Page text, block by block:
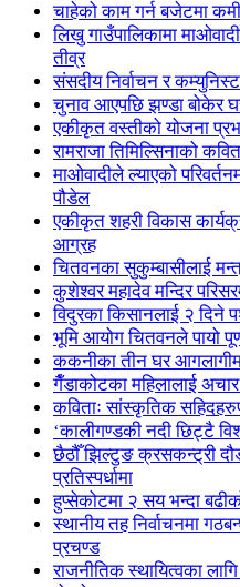
चाहेको काम गर्न बजेटमा
लिखु गाउँपालिकामा
तीव्र
संसदीय निर्वाचन र कम्युनिस्ट
चुनाव आएपछि झण्डा बोकेर
एकीकृत वस्तीको योजना
रामराजा तिमिल्सिनाको
माओवादीले ल्याएको
पौडेल
एकीकृत शहरी विकास
आग्रह
चितवनका सुकुम्बासीलाई
कुशेश्वर महादेव मन्दिर
विदुरका किसानलाई २ दिने
भूमि आयोग चितवनले पायो
ककनीका तीन घर
गैँडाकोटका महिलालाई
कविताः सांस्कृतिक
‘कालीगण्डकी नदी छिट्टै
छैठौँ झिल्टुङ क्रसकन्ट्री
प्रतिस्पर्धामा
हुप्सेकोटमा २ सय भन्दा
स्थानीय तह निर्वाचनमा
प्रचण्ड
राजनीतिक स्थायित्वका